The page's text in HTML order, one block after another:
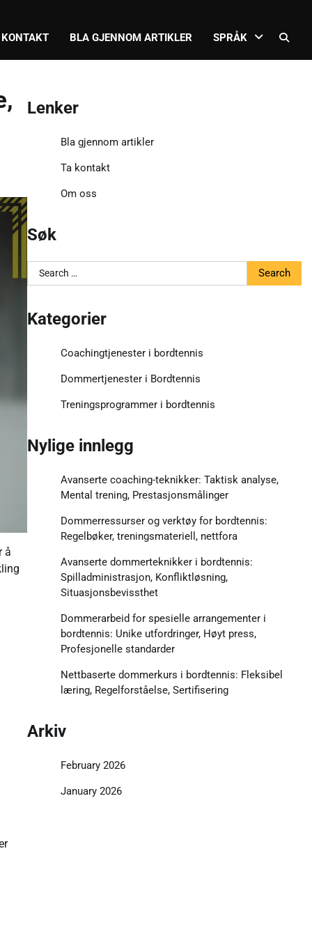
BLA GJENNOM ARTIKLER SPRÅK
å
Lenker
Bla gjennom artikler
Ta kontakt
Om oss
Søk
Search
for:
Kategorier
Coachingtjenester i bordtennis
Dommertjenester i Bordtennis
Treningsprogrammer i bordtennis
Nylige innlegg
Avanserte coaching-teknikker: Taktisk analyse,
Mental trening, Prestasjonsmålinger
Dommerressurser og verktøy for bordtennis:
Regelbøker, treningsmateriell, nettfora
Avanserte dommerteknikker i bordtennis:
Spilladministrasjon, Konfliktløsning,
Situasjonsbevissthet
Dommerarbeid for spesielle arrangementer i
bordtennis: Unike utfordringer, Høyt press,
Profesjonelle standarder
Nettbaserte dommerkurs i bordtennis: Fleksibel
læring, Regelforståelse, Sertifisering
Arkiv
February 2026
January 2026